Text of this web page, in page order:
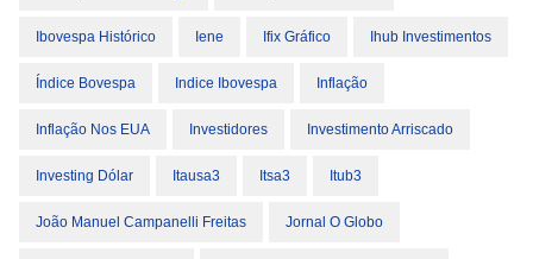
Ibovespa Histórico Iene Ifix Gráfico Ihub Investimentos
Índice Bovespa Indice Ibovespa Inflação
Inflação Nos EUA Investidores Investimento Arriscado
Investing Dólar Itausa3 Itsa3 Itub3
João Manuel Campanelli Freitas Jornal O Globo